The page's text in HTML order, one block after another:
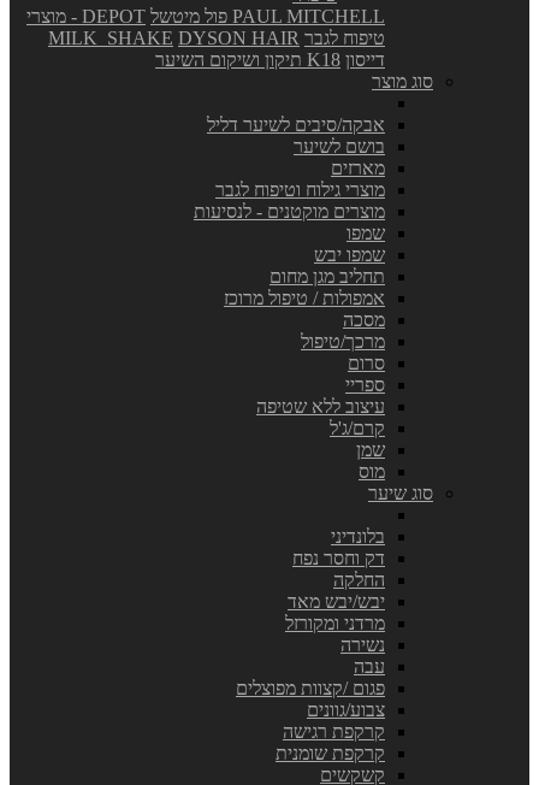
PAUL MITCHELL פול מיטשל
DEPOT - מוצרי
טיפוח לגבר
MILK_SHAKE DYSON HAIR
דייסון K18 תיקון ושיקום השיער
סוג מוצר
אבקה/סיבים לשיער דליל
בושם לשיער
מארזים
מוצרי גילוח וטיפוח לגבר
מוצרים מוקטנים - לנסיעות
שמפו
שמפו יבש
תחליב מגן מחום
אמפולות / טיפול מרוכז
מסכה
מרכך/טיפול
סרום
ספריי
עיצוב ללא שטיפה
קרם/ג'ל
שמן
מוס
סוג שיער
בלונדיני
דק וחסר נפח
החלקה
יבש/יבש מאד
מרדני ומקורזל
נשירה
עבה
פגום /קצוות מפוצלים
צבוע/גוונים
קרקפת רגישה
קרקפת שומנית
קשקשים